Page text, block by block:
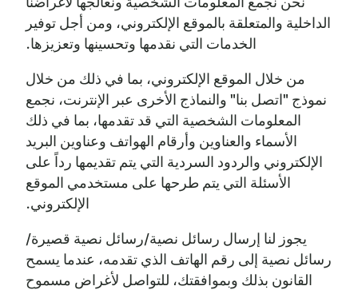
الداخلية والمتعلقة بالموقع الإلكتروني، ومن أجل توفير
الخدمات التي نقدمها وتحسينها وتعزيزها.
من خلال الموقع الإلكتروني، بما في ذلك من خلال
نموذج "اتصل بنا" والنماذج الأخرى عبر الإنترنت، نجمع
المعلومات الشخصية التي قد تقدمها، بما في ذلك
الأسماء والعناوين وأرقام الهواتف وعناوين البريد
الإلكتروني والردود السردية التي يتم تقديمها رداً على
الأسئلة التي يتم طرحها على مستخدمي الموقع
الإلكتروني.
يجوز لنا إرسال رسائل نصية/رسائل نصية قصيرة/
رسائل نصية إلى رقم الهاتف الذي تقدمه، عندما يسمح
القانون بذلك وبموافقتك، للتواصل لأغراض مسموح